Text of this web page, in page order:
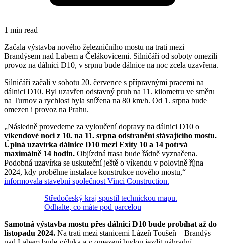
1 min read
Začala výstavba nového železničního mostu na trati mezi
Brandýsem nad Labem a Čelákovicemi. Silničáři od soboty omezili
provoz na dálnici D10, v srpnu bude dálnice na noc zcela uzavřena.
Silničáři začali v sobotu 20. července s přípravnými pracemi na
dálnici D10. Byl uzavřen odstavný pruh na 11. kilometru ve směru
na Turnov a rychlost byla snížena na 80 km/h. Od 1. srpna bude
omezen i provoz na Prahu.
„Následně provedeme za vyloučení dopravy na dálnici D10 o
víkendové noci z 10. na 11. srpna odstranění stávajícího mostu.
Úplná uzavírka dálnice D10 mezi Exity 10 a 14 potrvá
maximálně 14 hodin. Objízdná trasa bude řádně vyznačena.
Podobná uzavírka se uskuteční ještě o víkendu v polovině října
2024, kdy proběhne instalace konstrukce nového mostu,“
informovala stavební společnost Vinci Construction.
Středočeský kraj spustil technickou mapu.
Odhalte, co máte pod parcelou
Samotná výstavba mostu přes dálnici D10 bude probíhat až do
listopadu 2024. Na trati mezi stanicemi Lázeň Toušeň – Brandýs